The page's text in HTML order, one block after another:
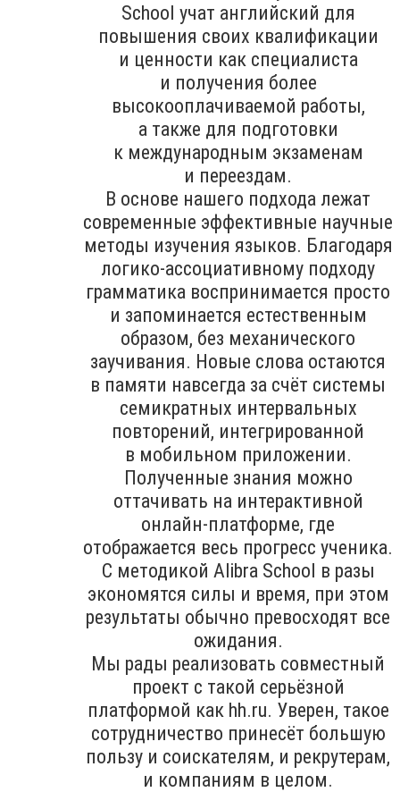
School учат английский для
повышения своих квалификации
и ценности как специалиста
и получения более
высокооплачиваемой работы,
а также для подготовки
к международным экзаменам
и переездам.
В основе нашего подхода лежат
современные эффективные научные
методы изучения языков. Благодаря
логико-ассоциативному подходу
грамматика воспринимается просто
и запоминается естественным
образом, без механического
заучивания. Новые слова остаются
в памяти навсегда за счёт системы
семикратных интервальных
повторений, интегрированной
в мобильном приложении.
Полученные знания можно
оттачивать на интерактивной
онлайн-платформе, где
отображается весь прогресс ученика.
С методикой Alibra School в разы
экономятся силы и время, при этом
результаты обычно превосходят все
ожидания.
Мы рады реализовать совместный
проект с такой серьёзной
платформой как hh.ru. Уверен, такое
сотрудничество принесёт большую
пользу и соискателям, и рекрутерам,
и компаниям в целом.